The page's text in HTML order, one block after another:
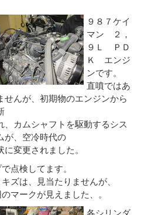
９８７ケイ
マン ２，
９Ｌ ＰＤ
Ｋ エンジ
ンです。
直噴ではあ
せんが、初期物のエンジンから
、カムシャフトを駆動するシス
が、空冷時代の
に変更されました。
点検してます。
ズは、見当たりませんが、
マークが見えました、。
各シリンダ